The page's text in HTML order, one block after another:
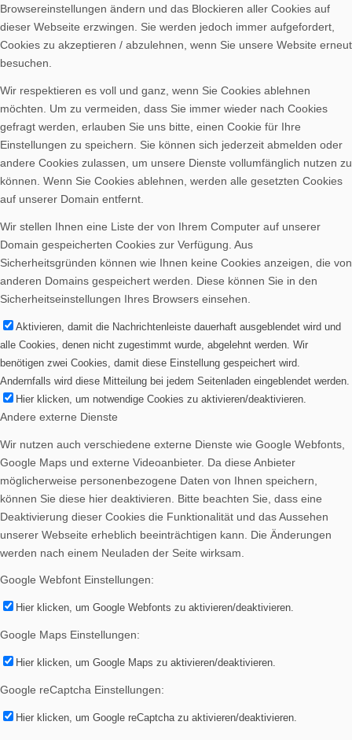
Spenden
Vereinsheim mieten
Menü
Browsereinstellungen ändern und das Blockieren aller Cookies auf
dieser Webseite erzwingen. Sie werden jedoch immer aufgefordert,
Cookies zu akzeptieren / abzulehnen, wenn Sie unsere Website erneut
besuchen.
Wir respektieren es voll und ganz, wenn Sie Cookies ablehnen
möchten. Um zu vermeiden, dass Sie immer wieder nach Cookies
gefragt werden, erlauben Sie uns bitte, einen Cookie für Ihre
Einstellungen zu speichern. Sie können sich jederzeit abmelden oder
andere Cookies zulassen, um unsere Dienste vollumfänglich nutzen zu
können. Wenn Sie Cookies ablehnen, werden alle gesetzten Cookies
auf unserer Domain entfernt.
Wir stellen Ihnen eine Liste der von Ihrem Computer auf unserer
Domain gespeicherten Cookies zur Verfügung. Aus
Sicherheitsgründen können wie Ihnen keine Cookies anzeigen, die von
anderen Domains gespeichert werden. Diese können Sie in den
Sicherheitseinstellungen Ihres Browsers einsehen.
Aktivieren, damit die Nachrichtenleiste dauerhaft ausgeblendet wird und
alle Cookies, denen nicht zugestimmt wurde, abgelehnt werden. Wir
benötigen zwei Cookies, damit diese Einstellung gespeichert wird.
Andernfalls wird diese Mitteilung bei jedem Seitenladen eingeblendet werden.
Hier klicken, um notwendige Cookies zu aktivieren/deaktivieren.
Andere externe Dienste
Wir nutzen auch verschiedene externe Dienste wie Google Webfonts,
Google Maps und externe Videoanbieter. Da diese Anbieter
möglicherweise personenbezogene Daten von Ihnen speichern,
können Sie diese hier deaktivieren. Bitte beachten Sie, dass eine
Deaktivierung dieser Cookies die Funktionalität und das Aussehen
unserer Webseite erheblich beeinträchtigen kann. Die Änderungen
werden nach einem Neuladen der Seite wirksam.
Google Webfont Einstellungen:
Hier klicken, um Google Webfonts zu aktivieren/deaktivieren.
Google Maps Einstellungen:
Hier klicken, um Google Maps zu aktivieren/deaktivieren.
Google reCaptcha Einstellungen:
Hier klicken, um Google reCaptcha zu aktivieren/deaktivieren.